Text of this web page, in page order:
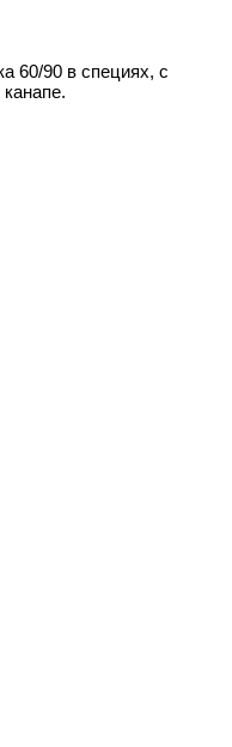
60/90 в специях, с